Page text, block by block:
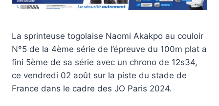
La sprinteuse togolaise Naomi Akakpo au couloir
N°5 de la 4ème série de l’épreuve du 100m plat a
fini 5ème de sa série avec un chrono de 12s34,
ce vendredi 02 août sur la piste du stade de
France dans le cadre des JO Paris 2024.